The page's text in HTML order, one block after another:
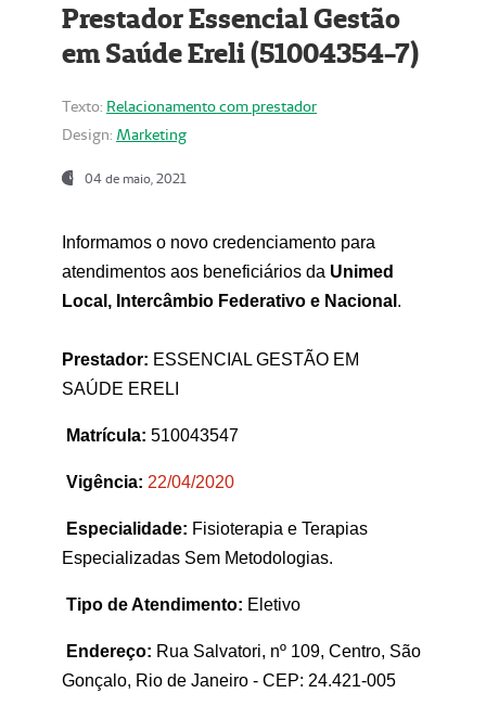
Prestador Essencial Gestão
em Saúde Ereli (51004354-7)
Texto: Relacionamento com prestador
Design: Marketing
04 de maio, 2021
Informamos o novo credenciamento para
atendimentos aos beneficiários da Unimed
Local, Intercâmbio Federativo e Nacional .
Prestador: ESSENCIAL GESTÃO EM
SAÚDE ERELI
Matrícula: 510043547
Vigência: 22/04/2020
Especialidade: Fisioterapia e Terapias
Especializadas Sem Metodologias.
Tipo de Atendimento: Eletivo
Endereço: Rua Salvatori, nº 109, Centro, São
Gonçalo, Rio de Janeiro - CEP: 24.421-005